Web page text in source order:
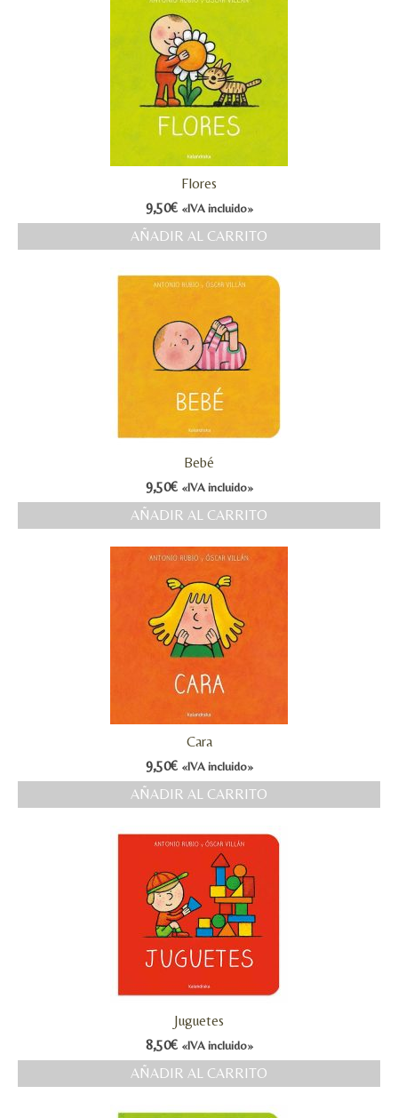
Flores
9,50€ «IVA incluido»
AÑADIR AL CARRITO
Bebé
9,50€ «IVA incluido»
AÑADIR AL CARRITO
Cara
9,50€ «IVA incluido»
AÑADIR AL CARRITO
Juguetes
8,50€ «IVA incluido»
AÑADIR AL CARRITO